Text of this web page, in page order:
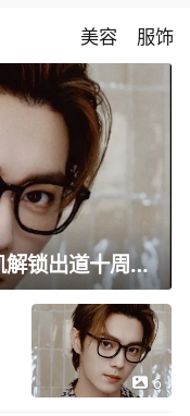
美容 服饰
从复古休闲到先锋正装，许凯解锁出道十周年大片
6